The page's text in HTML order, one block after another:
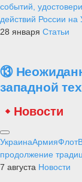
событий,
действий России на
28 января Статьи
⑬
западной
Новости
УкраинаАрмияФлот
продолжение
7 августа Новости